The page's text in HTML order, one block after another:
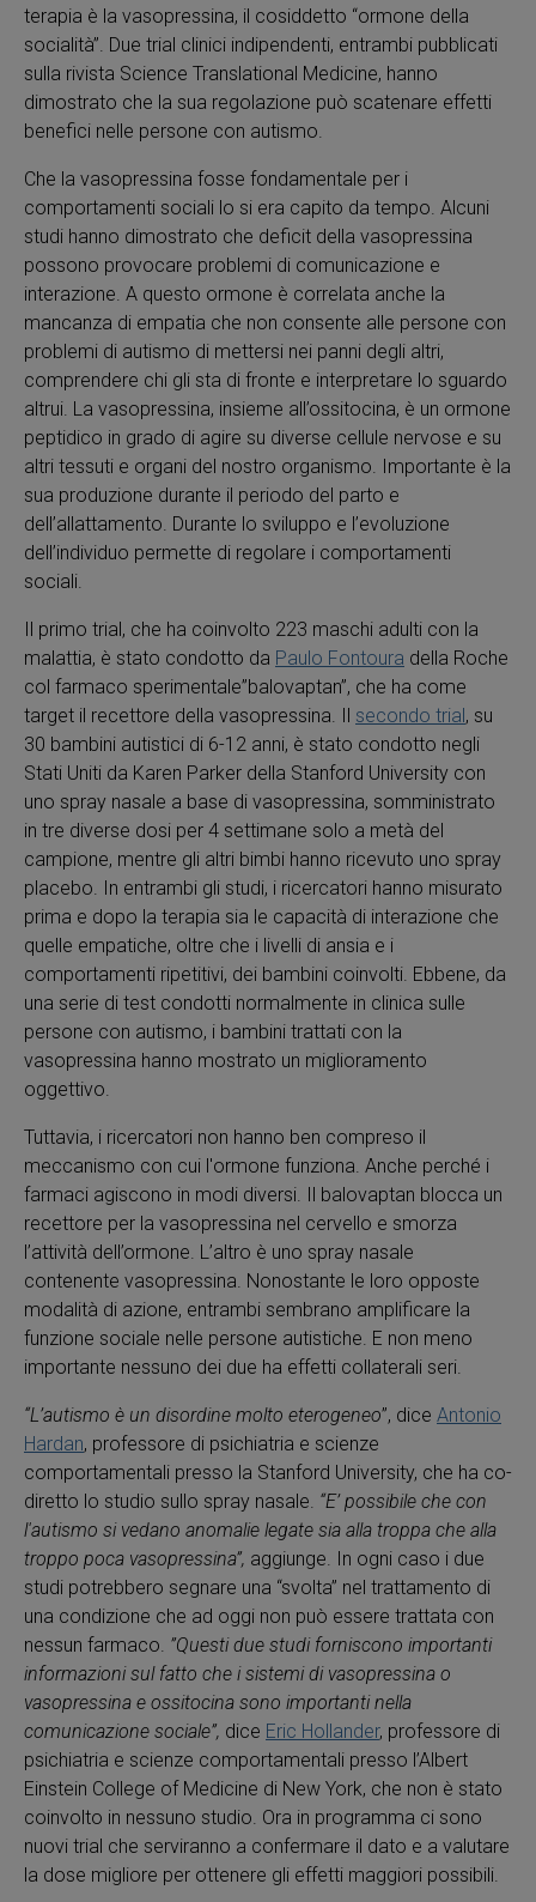
terapia è la vasopressina, il cosiddetto “ormone della
socialità”. Due trial clinici indipendenti, entrambi pubblicati
sulla rivista Science Translational Medicine, hanno
dimostrato che la sua regolazione può scatenare effetti
benefici nelle persone con autismo.
Che la vasopressina fosse fondamentale per i
comportamenti sociali lo si era capito da tempo. Alcuni
studi hanno dimostrato che deficit della vasopressina
possono provocare problemi di comunicazione e
interazione. A questo ormone è correlata anche la
mancanza di empatia che non consente alle persone con
problemi di autismo di mettersi nei panni degli altri,
comprendere chi gli sta di fronte e interpretare lo sguardo
altrui. La vasopressina, insieme all’ossitocina, è un ormone
peptidico in grado di agire su diverse cellule nervose e su
altri tessuti e organi del nostro organismo. Importante è la
sua produzione durante il periodo del parto e
dell’allattamento. Durante lo sviluppo e l’evoluzione
dell’individuo permette di regolare i comportamenti
sociali.
Il primo trial, che ha coinvolto 223 maschi adulti con la
malattia, è stato condotto da Paulo Fontoura della Roche
col farmaco sperimentale”balovaptan”, che ha come
target il recettore della vasopressina. Il secondo trial, su
30 bambini autistici di 6-12 anni, è stato condotto negli
Stati Uniti da Karen Parker della Stanford University con
uno spray nasale a base di vasopressina, somministrato
in tre diverse dosi per 4 settimane solo a metà del
campione, mentre gli altri bimbi hanno ricevuto uno spray
placebo. In entrambi gli studi, i ricercatori hanno misurato
prima e dopo la terapia sia le capacità di interazione che
quelle empatiche, oltre che i livelli di ansia e i
comportamenti ripetitivi, dei bambini coinvolti. Ebbene, da
una serie di test condotti normalmente in clinica sulle
persone con autismo, i bambini trattati con la
vasopressina hanno mostrato un miglioramento
oggettivo.
Tuttavia, i ricercatori non hanno ben compreso il
meccanismo con cui l'ormone funziona. Anche perché i
farmaci agiscono in modi diversi. Il balovaptan blocca un
recettore per la vasopressina nel cervello e smorza
l’attività dell’ormone. L’altro è uno spray nasale
contenente vasopressina. Nonostante le loro opposte
modalità di azione, entrambi sembrano amplificare la
funzione sociale nelle persone autistiche. E non meno
importante nessuno dei due ha effetti collaterali seri.
“L’autismo è un disordine molto eterogeneo”, dice Antonio
Hardan, professore di psichiatria e scienze
comportamentali presso la Stanford University, che ha co-
diretto lo studio sullo spray nasale. “E’ possibile che con
l'autismo si vedano anomalie legate sia alla troppa che alla
troppo poca vasopressina”, aggiunge. In ogni caso i due
studi potrebbero segnare una “svolta” nel trattamento di
una condizione che ad oggi non può essere trattata con
nessun farmaco. ”Questi due studi forniscono importanti
informazioni sul fatto che i sistemi di vasopressina o
vasopressina e ossitocina sono importanti nella
comunicazione sociale”, dice Eric Hollander, professore di
psichiatria e scienze comportamentali presso l’Albert
Einstein College of Medicine di New York, che non è stato
coinvolto in nessuno studio. Ora in programma ci sono
nuovi trial che serviranno a confermare il dato e a valutare
la dose migliore per ottenere gli effetti maggiori possibili.